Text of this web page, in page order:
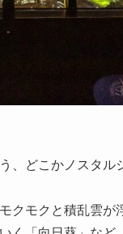
、どこかノスタ
クモクと積乱雲